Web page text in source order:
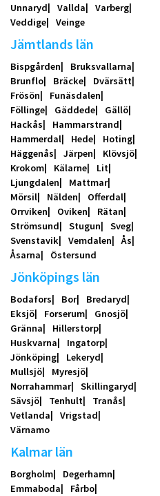
Unnaryd Vallda
Varberg
Veddige
Veinge
Jämtlands län
Bispgården
Bruksvallarna
Brunflo
Bräcke
Dvärsätt
Frösön
Funäsdalen
Föllinge
Gäddede
Gällö
Hackås
Hammarstrand
Hammerdal
Hede
Hoting
Häggenås
Järpen
Klövsjö
Krokom
Kälarne
Lit
Ljungdalen
Mattmar
Mörsil
Nälden
Offerdal
Orrviken
Oviken
Rätan
Strömsund
Stugun
Sveg
Svenstavik
Vemdalen
Ås
Åsarna
Östersund
Jönköpings län
Bodafors Bor
Bredaryd
Eksjö
Forserum
Gnosjö
Gränna
Hillerstorp
Huskvarna
Ingatorp
Jönköping
Lekeryd
Mullsjö
Myresjö
Norrahammar
Skillingaryd
Sävsjö
Tenhult
Tranås
Vetlanda
Vrigstad
Värnamo
Kalmar län
Borgholm
Degerhamn
Emmaboda
Fårbo